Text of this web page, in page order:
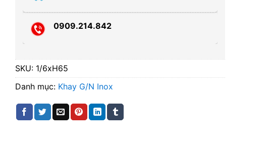
0909.214.842
SKU: 1/6xH65
Danh mục: Khay G/N Inox